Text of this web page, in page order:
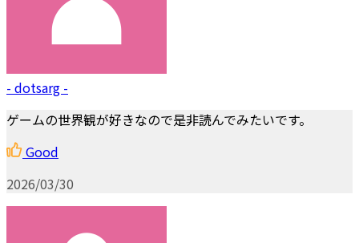
- dotsarg -
ゲームの世界観が好きなので是非読んでみたいです。
Good
2026/03/30